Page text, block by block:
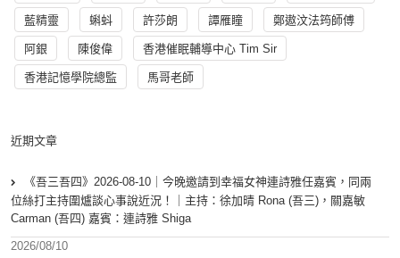
藍精靈 蝌蚪 許莎朗 譚雁瞳 鄭遨汶法筠師傅
阿銀 陳俊偉 香港催眠輔導中心 Tim Sir
香港記憶學院總監 馬哥老師
近期文章
《吾三吾四》2026-08-10｜今晚邀請到幸福女神連詩雅任嘉賓，同兩
位絲打主持圍爐談心事說近況！｜主持：徐加晴 Rona (吾三)，關嘉敏
Carman (吾四) 嘉賓：連詩雅 Shiga
2026/08/10